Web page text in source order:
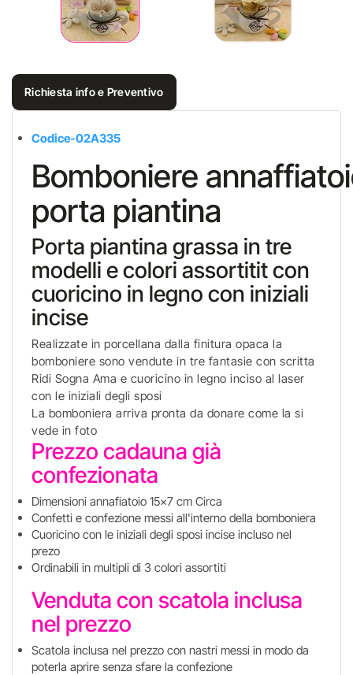
Richiesta info e Preventivo
Codice-02A335
Bomboniere
porta piantina
Porta piantina grassa in tre
modelli e colori assortitit con
cuoricino in legno con iniziali
incise
Realizzate in porcellana dalla finitura opaca la
bomboniere sono vendute in tre fantasie con scritta
Ridi Sogna Ama e cuoricino in legno inciso al laser
con le iniziali degli sposi
La bomboniera arriva pronta da donare come la si
vede in foto
Prezzo cadauna già
confezionata
Dimensioni annafiatoio 15x7 cm Circa
Confetti e confezione messi all'interno della bomboniera
Cuoricino con le iniziali degli sposi incise incluso nel
prezo
Ordinabili in multipli di 3 colori assortiti
Venduta con scatola inclusa
nel prezzo
Scatola inclusa nel prezzo con nastri messi in modo da
poterla aprire senza sfare la confezione